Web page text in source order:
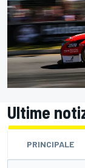
Ultime
PRINCIPALE